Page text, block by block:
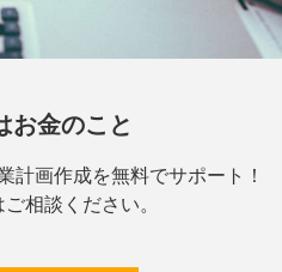
お金のこと
計画作成を無料でサポート！
相談ください。